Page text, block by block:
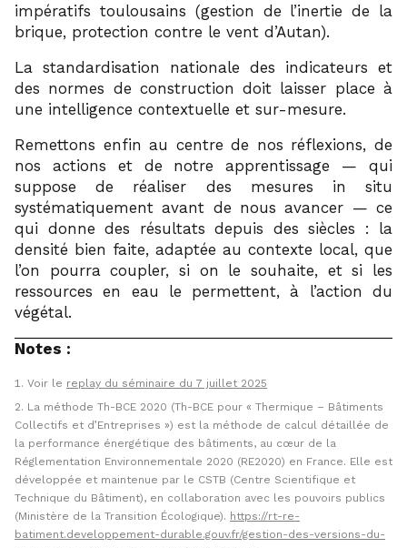
impératifs toulousains (gestion de l’inertie de la
brique, protection contre le vent d’Autan).
La standardisation nationale des indicateurs et
des normes de construction doit laisser place à
une intelligence contextuelle et sur-mesure.
Remettons enfin au centre de nos réflexions, de
nos actions et de notre apprentissage — qui
suppose de réaliser des mesures in situ
systématiquement avant de nous avancer — ce
qui donne des résultats depuis des siècles : la
densité bien faite, adaptée au contexte local, que
l’on pourra coupler, si on le souhaite, et si les
ressources en eau le permettent, à l’action du
végétal.
Notes :
Voir le replay du séminaire du 7 juillet 2025
La méthode Th-BCE 2020 (Th-BCE pour « Thermique – Bâtiments
Collectifs et d’Entreprises ») est la méthode de calcul détaillée de
la performance énergétique des bâtiments, au cœur de la
Réglementation Environnementale 2020 (RE2020) en France. Elle est
développée et maintenue par le CSTB (Centre Scientifique et
Technique du Bâtiment), en collaboration avec les pouvoirs publics
(Ministère de la Transition Écologique). https://rt-re-
batiment.developpement-durable.gouv.fr/gestion-des-versions-du-